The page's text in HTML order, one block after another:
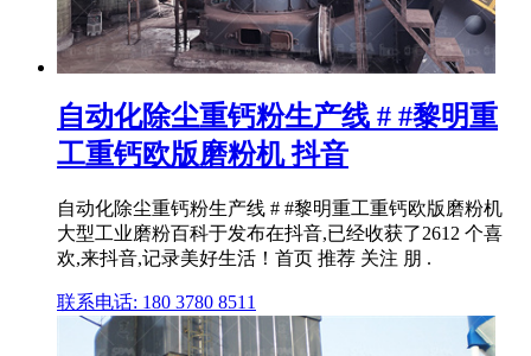
自动化除尘重钙粉生产线 # #黎明重
工重钙欧版磨粉机 抖音
自动化除尘重钙粉生产线 # #黎明重工重钙欧版磨粉机
大型工业磨粉百科于发布在抖音,已经收获了2612 个喜
欢,来抖音,记录美好生活！首页 推荐 关注 朋 .
联系电话: 180 3780 8511